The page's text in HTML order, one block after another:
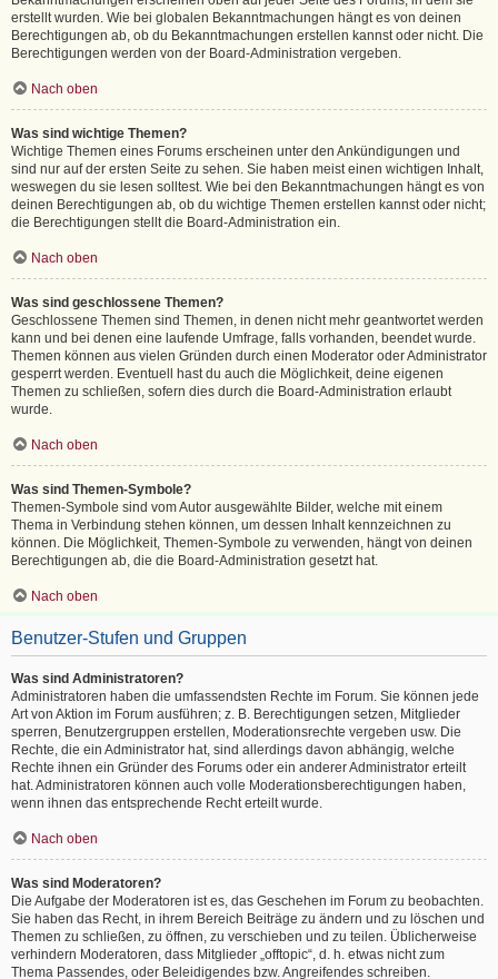
erstellt wurden. Wie bei globalen Bekanntmachungen hängt es von deinen
Berechtigungen ab, ob du Bekanntmachungen erstellen kannst oder nicht. Die
Berechtigungen werden von der Board-Administration vergeben.
Nach oben
Was sind wichtige Themen?
Wichtige Themen eines Forums erscheinen unter den Ankündigungen und
sind nur auf der ersten Seite zu sehen. Sie haben meist einen wichtigen Inhalt,
weswegen du sie lesen solltest. Wie bei den Bekanntmachungen hängt es von
deinen Berechtigungen ab, ob du wichtige Themen erstellen kannst oder nicht;
die Berechtigungen stellt die Board-Administration ein.
Nach oben
Was sind geschlossene Themen?
Geschlossene Themen sind Themen, in denen nicht mehr geantwortet werden
kann und bei denen eine laufende Umfrage, falls vorhanden, beendet wurde.
Themen können aus vielen Gründen durch einen Moderator oder Administrator
gesperrt werden. Eventuell hast du auch die Möglichkeit, deine eigenen
Themen zu schließen, sofern dies durch die Board-Administration erlaubt
wurde.
Nach oben
Was sind Themen-Symbole?
Themen-Symbole sind vom Autor ausgewählte Bilder, welche mit einem
Thema in Verbindung stehen können, um dessen Inhalt kennzeichnen zu
können. Die Möglichkeit, Themen-Symbole zu verwenden, hängt von deinen
Berechtigungen ab, die die Board-Administration gesetzt hat.
Nach oben
Benutzer-Stufen und Gruppen
Was sind Administratoren?
Administratoren haben die umfassendsten Rechte im Forum. Sie können jede
Art von Aktion im Forum ausführen; z. B. Berechtigungen setzen, Mitglieder
sperren, Benutzergruppen erstellen, Moderationsrechte vergeben usw. Die
Rechte, die ein Administrator hat, sind allerdings davon abhängig, welche
Rechte ihnen ein Gründer des Forums oder ein anderer Administrator erteilt
hat. Administratoren können auch volle Moderationsberechtigungen haben,
wenn ihnen das entsprechende Recht erteilt wurde.
Nach oben
Was sind Moderatoren?
Die Aufgabe der Moderatoren ist es, das Geschehen im Forum zu beobachten.
Sie haben das Recht, in ihrem Bereich Beiträge zu ändern und zu löschen und
Themen zu schließen, zu öffnen, zu verschieben und zu teilen. Üblicherweise
verhindern Moderatoren, dass Mitglieder „offtopic“, d. h. etwas nicht zum
Thema Passendes, oder Beleidigendes bzw. Angreifendes schreiben.